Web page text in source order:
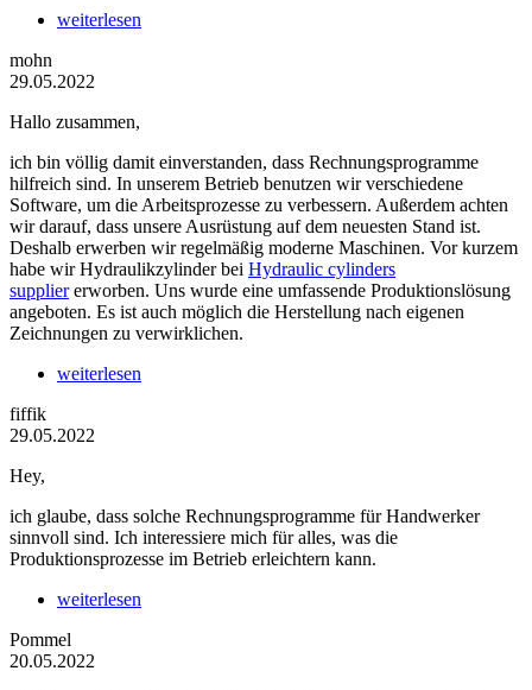
weiterlesen
mohn
29.05.2022
Hallo zusammen,
ich bin völlig damit einverstanden, dass Rechnungsprogramme
hilfreich sind. In unserem Betrieb benutzen wir verschiedene
Software, um die Arbeitsprozesse zu verbessern. Außerdem achten
wir darauf, dass unsere Ausrüstung auf dem neuesten Stand ist.
Deshalb erwerben wir regelmäßig moderne Maschinen. Vor kurzem
habe wir Hydraulikzylinder bei Hydraulic cylinders
suppliererworben. Uns wurde eine umfassende Produktionslösung
angeboten. Es ist auch möglich die Herstellung nach eigenen
Zeichnungen zu verwirklichen.
weiterlesen
fiffik
29.05.2022
Hey,
ich glaube, dass solche Rechnungsprogramme für Handwerker
sinnvoll sind. Ich interessiere mich für alles, was die
Produktionsprozesse im Betrieb erleichtern kann.
weiterlesen
Pommel
20.05.2022